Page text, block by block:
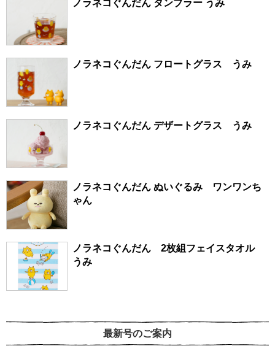
ノラネコぐんだん タンブラー うみ
ノラネコぐんだん フロートグラス うみ
ノラネコぐんだん デザートグラス うみ
ノラネコぐんだん ぬいぐるみ ワンワンち
ゃん
ノラネコぐんだん 2枚組フェイスタオル
うみ
最新号のご案内